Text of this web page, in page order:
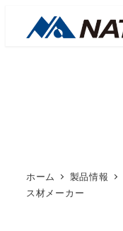
ホーム 製品情報
ス材メーカー